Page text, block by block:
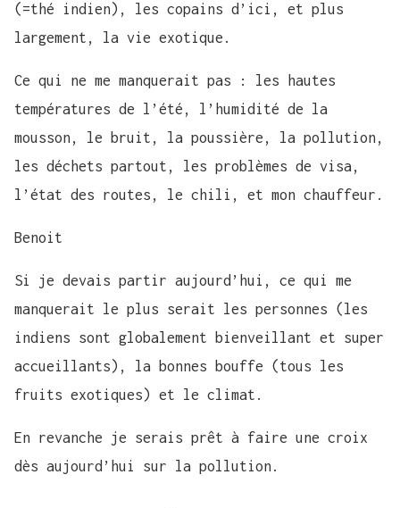
(=thé indien), les copains d’ici, et plus
largement, la vie exotique.
Ce qui ne me manquerait pas : les hautes
températures de l’été, l’humidité de la
mousson, le bruit, la poussière, la pollution,
les déchets partout, les problèmes de visa,
l’état des routes, le chili, et mon chauffeur.
Benoit
Si je devais partir aujourd’hui, ce qui me
manquerait le plus serait les personnes (les
indiens sont globalement bienveillant et super
accueillants), la bonnes bouffe (tous les
fruits exotiques) et le climat.
En revanche je serais prêt à faire une croix
dès aujourd’hui sur la pollution.